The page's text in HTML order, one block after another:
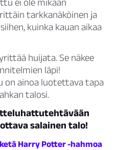
ei ole mikään
tarkkanäköinen ja
kuinka kauan aikaa
huijata. Se näkee
läpi!
ainoa luotettava tapa
talosi.
salainen talo!
Harry Potter -hahmoa